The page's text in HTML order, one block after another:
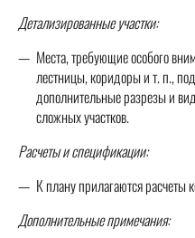
Детализированные участки:
Места, требующие особого
лестницы, коридоры и т. п.,
дополнительные разрезы и
сложных участков.
Расчеты и спецификации:
К плану прилагаются расчеты
Дополнительные примечания: